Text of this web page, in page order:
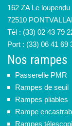
162 ZA Le loupendu
72510
Tèl : (33) 02 43 79
Port : (33) 06 41 69
Nos rampes
Passerelle PMR
Rampes de seuil
Rampes pliables
Rampe
Rampes